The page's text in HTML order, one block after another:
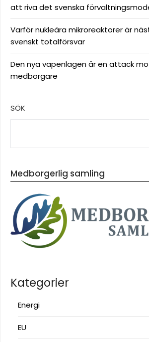
att riva det svenska
Varför nukleära mikroreaktorer är
svenskt totalförsvar
Den nya vapenlagen är en attack
medborgare
SÖK
Medborgerlig samling
Kategorier
Energi
EU